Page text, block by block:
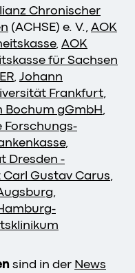
Chronischer
(ACHSE) e. V., AOK
, AOK
für Sachsen
, Johann
Frankfurt,
Bochum gGmbH,
Forschungs-
,
Dresden -
Gustav Carus,
,
sind in der News